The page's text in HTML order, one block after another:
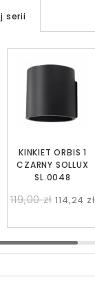
serii
KINKIET ORBIS 1
CZARNY SOLLUX
SL.0048
119,00 zł 114,24 zł